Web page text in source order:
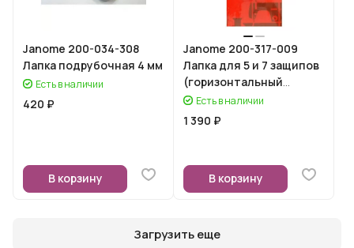
Janome 200-034-308
Лапка подрубочная 4 мм
Есть в наличии
420 ₽
В корзину
Janome 200-317-009
Лапка для 5 и 7 защипов
(горизонтальный
челнок)
Есть в наличии
1 390 ₽
В корзину
Загрузить еще